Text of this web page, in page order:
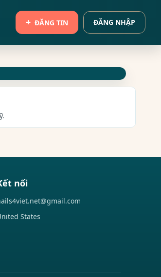
ĐĂNG TIN ĐĂNG NHẬP
nối
States